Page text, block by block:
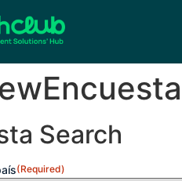
Search
(Required)